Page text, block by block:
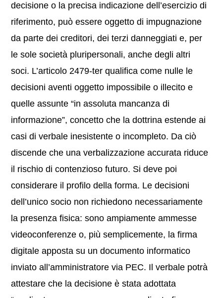
decisione o la precisa indicazione dell’esercizio di
riferimento, può essere oggetto di impugnazione
da parte dei creditori, dei terzi danneggiati e, per
le sole società pluripersonali, anche degli altri
soci. L’articolo 2479-ter qualifica come nulle le
decisioni aventi oggetto impossibile o illecito e
quelle assunte “in assoluta mancanza di
informazione”, concetto che la dottrina estende ai
casi di verbale inesistente o incompleto. Da ciò
discende che una verbalizzazione accurata riduce
il rischio di contenzioso futuro. Si deve poi
considerare il profilo della forma. Le decisioni
dell’unico socio non richiedono necessariamente
la presenza fisica: sono ampiamente ammesse
videoconferenze o, più semplicemente, la firma
digitale apposta su un documento informatico
inviato all’amministratore via PEC. Il verbale potrà
attestare che la decisione è stata adottata